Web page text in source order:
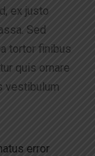
ex justo
Sed
tortor finibus
quis ornare
vestibulum
error